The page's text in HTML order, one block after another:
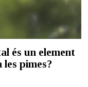
és un element
pimes?